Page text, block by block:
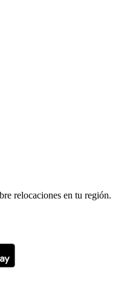
relocaciones en tu región.